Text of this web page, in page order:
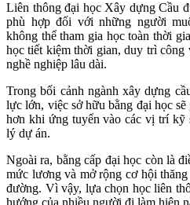
Liên thông đại học Xây dựng Cầu
phù hợp đối với những người
không thể tham gia học toàn thời
học tiết kiệm thời gian, duy trì công
nghề nghiệp lâu dài.
Trong bối cảnh ngành xây dựng
lực lớn, việc sở hữu bằng đại học
hơn khi ứng tuyển vào các vị trí kỹ
lý dự án.
Ngoài ra, bằng cấp đại học còn là
mức lương và mở rộng cơ hội
đường. Vì vậy, lựa chọn học liên